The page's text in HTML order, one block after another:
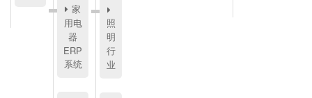
家
用电
器
ERP
系统
照
明
行
业